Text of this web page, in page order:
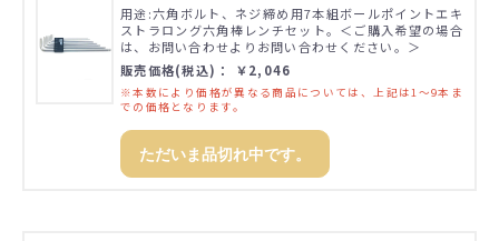
用途:六角ボルト、ネジ締め用7本組ボールポイントエキ
ストラロング六角棒レンチセット。＜ご購入希望の場合
は、お問い合わせよりお問い合わせください。＞
販売価格(税込)： ￥2,046
※本数により価格が異なる商品については、上記は1～9本ま
での価格となります。
ただいま品切れ中です。